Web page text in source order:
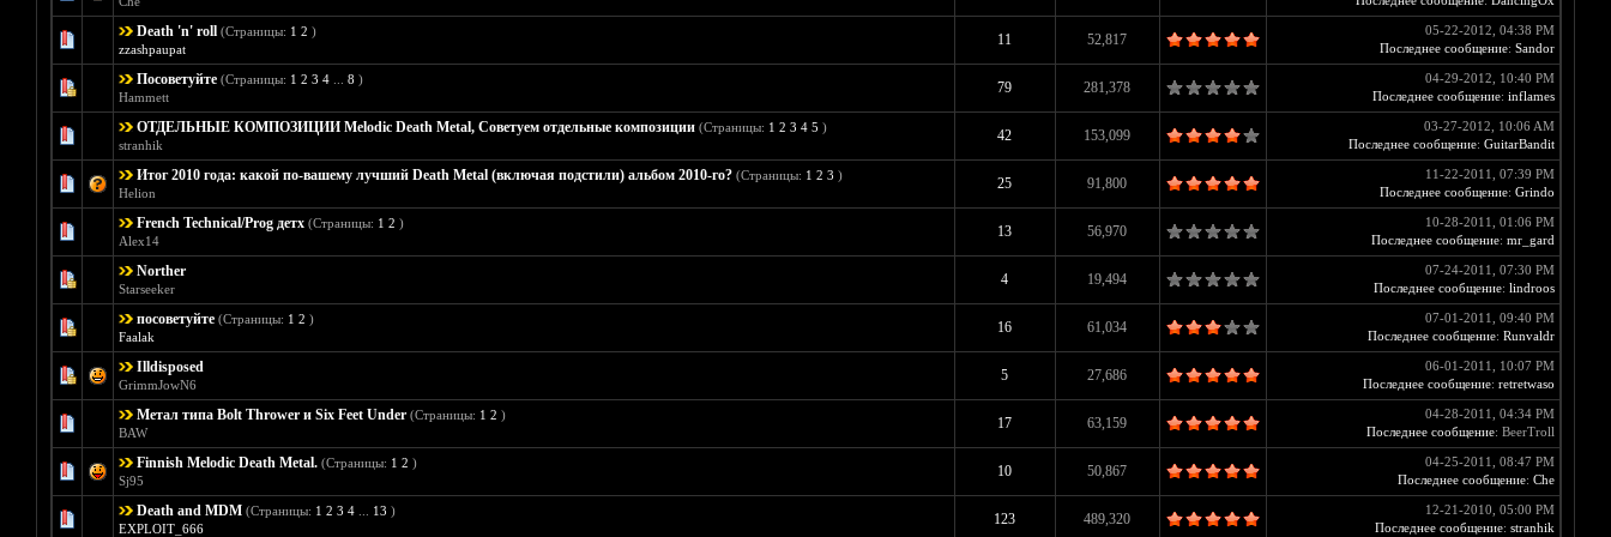
Death 'n' roll (Страницы: 1 2 )
zzashpaupat
11 52,817
05-22-2012, 04:38 PM
Последнее сообщение: Sandor
Посоветуйте (Страницы: 1 2 3 4 8 )
Hammett
79 281,378
04-29-2012, 10:40 PM
Последнее сообщение: inflames
ОТДЕЛЬНЫЕ КОМПОЗИЦИИ Melodic Death Metal, Советуем отдельные композиции (Страницы: 1 2 3 4 5 )
stranhik
42 153,099
Голосов: 2 - Средняя оценка: 3.5 из 5
12345
03-27-2012, 10:06 AM
Последнее сообщение: GuitarBandit
Итог 2010 года: какой по-вашему лучший Death Metal (включая подстили) альбом 2010-го? (Страницы: 1 2 3 )
Helion
25 91,800
Голосов: 1 - Средняя оценка: 5 из 5
12345
11-22-2011, 07:39 PM
Последнее сообщение: Grindo
French Technical/Prog детх (Страницы: 1 2 )
Alex14
13 56,970
10-28-2011, 01:06 PM
Последнее сообщение: mr_gard
Norther
Starseeker
4 19,494
07-24-2011, 07:30 PM
Последнее сообщение: lindroos
посоветуйте (Страницы: 1 2 )
Faalak
16 61,034
07-01-2011, 09:40 PM
Последнее сообщение: Runvaldr
Illdisposed
GrimmJowN6
5 27,686
06-01-2011, 10:07 PM
Последнее сообщение: retretwaso
Метал типа Bolt Thrower и Six Feet Under (Страницы: 1 2 )
BAW
17 63,159
04-28-2011, 04:34 PM
Последнее сообщение: BeerTroll
Finnish Melodic Death Metal. (Страницы: 1 2 )
Sj95
10 50,867
04-25-2011, 08:47 PM
Последнее сообщение: Che
Death and MDM (Страницы: 1 2 3 4 13 )
EXPLOIT_666
123 489,320
12-21-2010, 05:00 PM
Последнее сообщение: stranhik